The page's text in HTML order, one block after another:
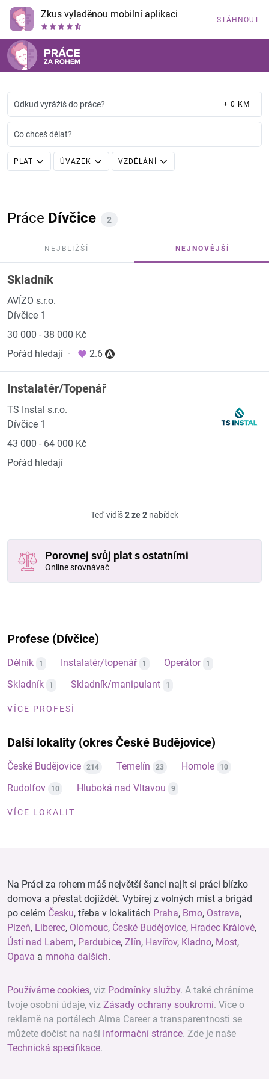
Zkus vyladěnou mobilní aplikaci STÁHNOUT
Odkud vyrážíš do práce? + 0 KM
Co chceš dělat?
PLAT ÚVAZEK VZDĚLÁNÍ
Práce Dívčice 2
NEJBLIŽŠÍ NEJNOVĚJŠÍ
Skladník
AVÍZO s.r.o.
Dívčice 1
30 000 - 38 000 Kč
Pořád hledají · 2.6
Instalatér/Topenář
TS Instal s.r.o.
Dívčice 1
43 000 - 64 000 Kč
Pořád hledají
Teď vidíš2 ze 2 nabídek
Porovnej svůj plat s ostatními
Online srovnávač
Profese (Dívčice)
Dělník 1 Instalatér/topenář 1 Operátor 1
Skladník 1 Skladník/manipulant 1
VÍCE PROFESÍ
Další lokality (okres České Budějovice)
České Budějovice 214 Temelín 23 Homole 10
Rudolfov 10 Hluboká nad Vltavou 9
VÍCE LOKALIT
Na Práci za rohem máš největší šanci najít si práci blízko
domova a přestat dojíždět. Vybírej z volných míst a brigád
po celém Česku, třeba v lokalitách Praha, Brno, Ostrava,
Plzeň, Liberec, Olomouc, České Budějovice, Hradec Králové,
Ústí nad Labem, Pardubice, Zlín, Havířov, Kladno, Most,
Opava a mnoha dalších.
Používáme cookies, viz Podmínky služby. A také chráníme
tvoje osobní údaje, viz Zásady ochrany soukromí. Více o
reklamě na portálech Alma Career a transparentnosti se
můžete dočíst na naší Informační stránce. Zde je naše
Technická specifikace.